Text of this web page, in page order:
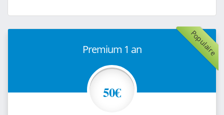
Populaire
Premium 1 an
50€